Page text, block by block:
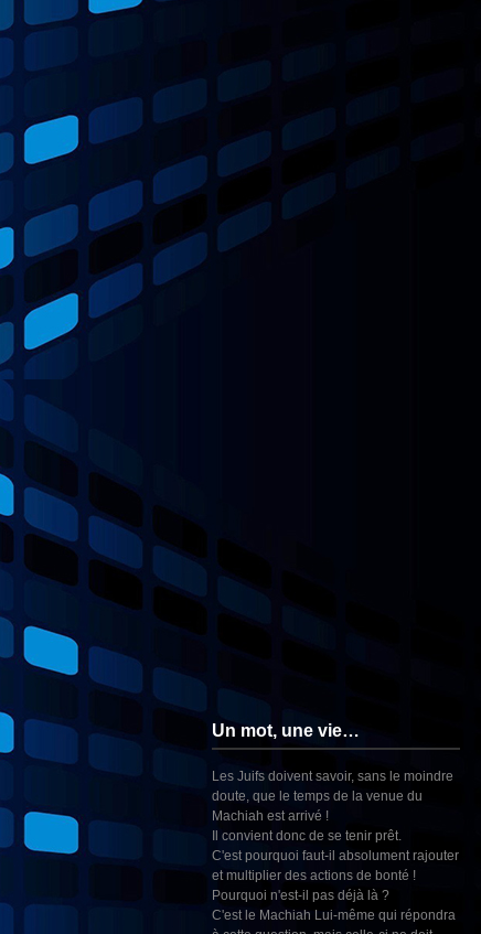
Un mot, une vie…
Les Juifs doivent savoir, sans le moindre
doute, que le temps de la venue du
Machiah est arrivé !
Il convient donc de se tenir prêt.
C'est pourquoi faut-il absolument rajouter
et multiplier des actions de bonté !
Pourquoi n'est-il pas déjà là ?
C'est le Machiah Lui-même qui répondra